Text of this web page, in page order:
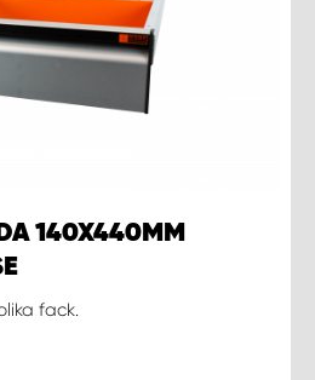
140X440MM
fack.